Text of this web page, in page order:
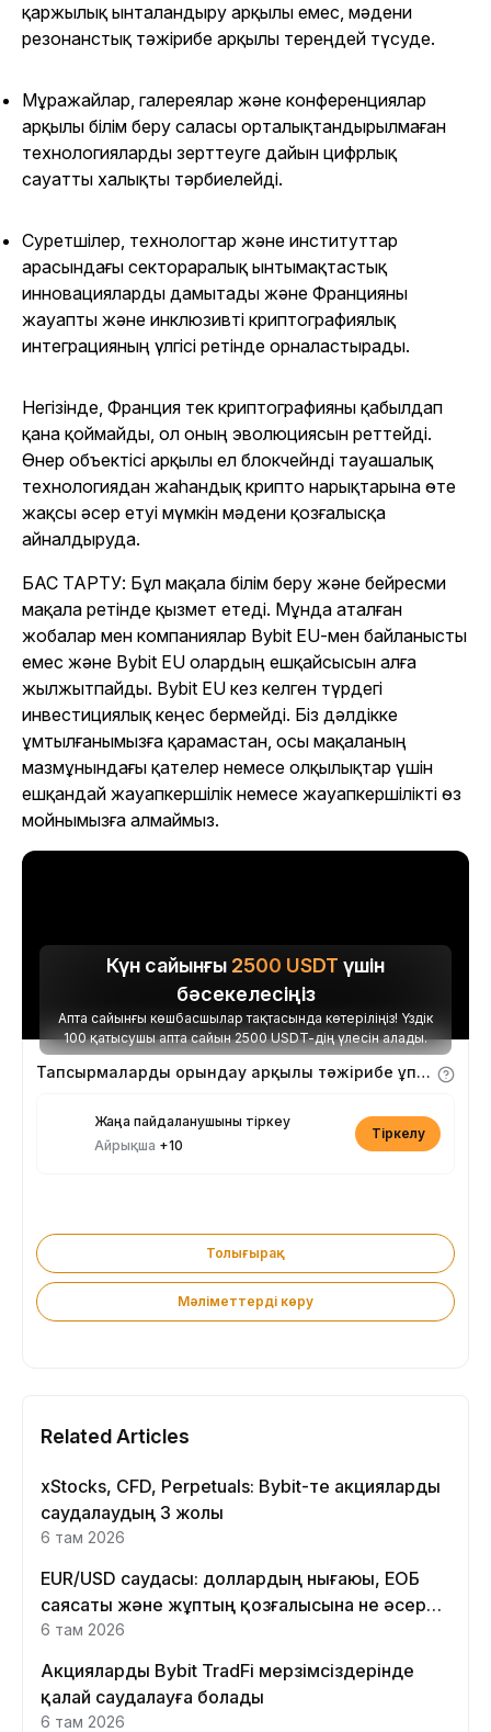
қаржылық ынталандыру арқылы емес, мәдени
резонанстық тәжірибе арқылы тереңдей түсуде.
Мұражайлар, галереялар және конференциялар
арқылы білім беру саласы орталықтандырылмаған
технологияларды зерттеуге дайын цифрлық
сауатты халықты тәрбиелейді.
Суретшілер, технологтар және институттар
арасындағы сектораралық ынтымақтастық
инновацияларды дамытады және Францияны
жауапты және инклюзивті криптографиялық
интеграцияның үлгісі ретінде орналастырады.
Негізінде, Франция тек криптографияны қабылдап
қана қоймайды, ол оның эволюциясын реттейді.
Өнер объектісі арқылы ел блокчейнді тауашалық
технологиядан жаһандық крипто нарықтарына өте
жақсы әсер етуі мүмкін мәдени қозғалысқа
айналдыруда.
БАС ТАРТУ: Бұл мақала білім беру және бейресми
мақала ретінде қызмет етеді. Мұнда аталған
жобалар мен компаниялар Bybit EU-мен байланысты
емес және Bybit EU олардың ешқайсысын алға
жылжытпайды. Bybit EU кез келген түрдегі
инвестициялық кеңес бермейді. Біз дәлдікке
ұмтылғанымызға қарамастан, осы мақаланың
мазмұнындағы қателер немесе олқылықтар үшін
ешқандай жауапкершілік немесе жауапкершілікті өз
мойнымызға алмаймыз.
Күн сайынғы 2500 USDT үшін
бәсекелесіңіз
Апта сайынғы көшбасшылар тақтасында көтеріліңіз! Үздік
100 қатысушы апта сайын 2500 USDT-дің үлесін алады.
Тапсырмаларды орындау арқылы тәжірибе ұпайларын алыңыз
Жаңа пайдаланушыны тіркеу
Айрықша +10
Тіркелу
Толығырақ
Мәліметтерді көру
Related Articles
xStocks, CFD, Perpetuals: Bybit-те акцияларды
саудалаудың 3 жолы
6 там 2026
EUR/USD саудасы: доллардың нығаюы, ЕОБ
саясаты және жұптың қозғалысына не әсер
етеді
6 там 2026
Акцияларды Bybit TradFi мерзімсіздерінде
қалай саудалауға болады
6 там 2026